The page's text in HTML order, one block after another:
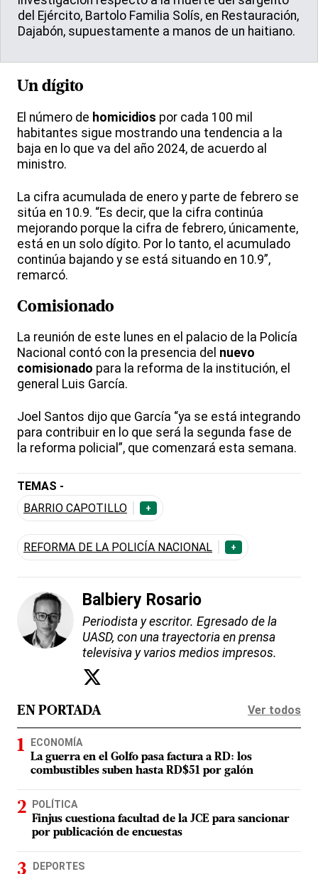
del Ejército, Bartolo Familia Solís, en Restauración,
Dajabón, supuestamente a manos de un haitiano.
Un dígito
El número de homicidios por cada 100 mil
habitantes sigue mostrando una tendencia a la
baja en lo que va del año 2024, de acuerdo al
ministro.
La cifra acumulada de enero y parte de febrero se
sitúa en 10.9. “Es decir, que la cifra continúa
mejorando porque la cifra de febrero, únicamente,
está en un solo dígito. Por lo tanto, el acumulado
continúa bajando y se está situando en 10.9”,
remarcó.
Comisionado
La reunión de este lunes en el palacio de la Policía
Nacional contó con la presencia del nuevo
comisionado para la reforma de la institución, el
general Luis García.
Joel Santos dijo que García “ya se está integrando
para contribuir en lo que será la segunda fase de
la reforma policial”, que comenzará esta semana.
TEMAS -
BARRIO CAPOTILLO
+
REFORMA DE LA POLICÍA NACIONAL +
Balbiery Rosario
Periodista y escritor. Egresado de la
UASD, con una trayectoria en prensa
televisiva y varios medios impresos.
EN PORTADA Ver todos
ECONOMÍA
La guerra en el Golfo pasa factura a RD: los
combustibles suben hasta RD$51 por galón
POLÍTICA
Finjus cuestiona facultad de la JCE para sancionar
por publicación de encuestas
DEPORTES